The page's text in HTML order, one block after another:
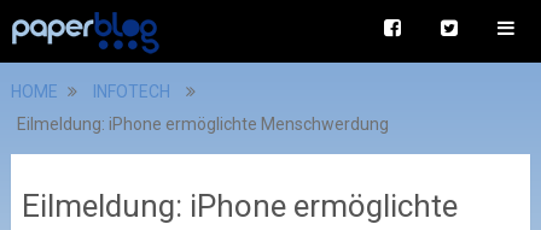
HOME
INFOTECH
Eilmeldung: iPhone ermöglichte Menschwerdung
Eilmeldung: iPhone ermöglichte